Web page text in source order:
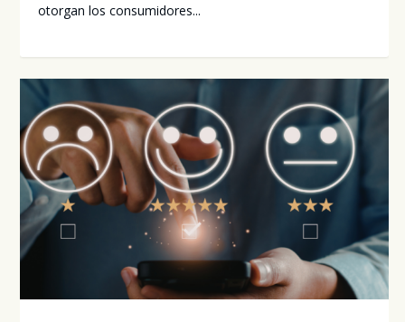
otor­gan los con­su­mi­do­res...